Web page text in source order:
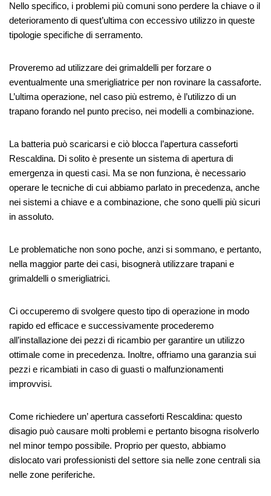
Nello specifico, i problemi più comuni sono perdere la chiave o il
deterioramento di quest’ultima con eccessivo utilizzo in queste
tipologie specifiche di serramento.
Proveremo ad utilizzare dei grimaldelli per forzare o
eventualmente una smerigliatrice per non rovinare la cassaforte.
L’ultima operazione, nel caso più estremo, è l’utilizzo di un
trapano forando nel punto preciso, nei modelli a combinazione.
La batteria può scaricarsi e ciò blocca l’apertura casseforti
Rescaldina. Di solito è presente un sistema di apertura di
emergenza in questi casi. Ma se non funziona, è necessario
operare le tecniche di cui abbiamo parlato in precedenza, anche
nei sistemi a chiave e a combinazione, che sono quelli più sicuri
in assoluto.
Le problematiche non sono poche, anzi si sommano, e pertanto,
nella maggior parte dei casi, bisognerà utilizzare trapani e
grimaldelli o smerigliatrici.
Ci occuperemo di svolgere questo tipo di operazione in modo
rapido ed efficace e successivamente procederemo
all’installazione dei pezzi di ricambio per garantire un utilizzo
ottimale come in precedenza. Inoltre, offriamo una garanzia sui
pezzi e ricambiati in caso di guasti o malfunzionamenti
improvvisi.
Come richiedere un’ apertura casseforti Rescaldina: questo
disagio può causare molti problemi e pertanto bisogna risolverlo
nel minor tempo possibile. Proprio per questo, abbiamo
dislocato vari professionisti del settore sia nelle zone centrali sia
nelle zone periferiche.